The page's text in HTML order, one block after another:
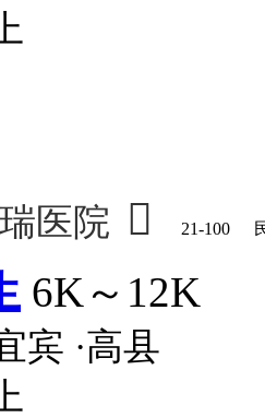
医院  21-100
6K～12K
宾 ·高县